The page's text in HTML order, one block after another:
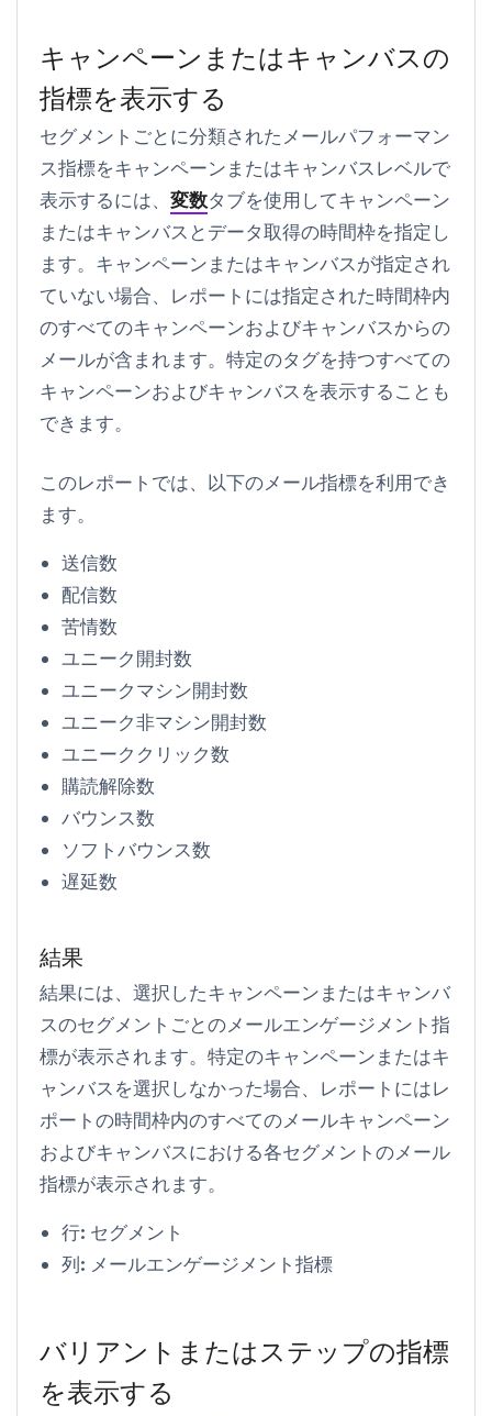
キャンペーンまたはキャンバスの
指標を表示する
セグメントごとに分類されたメールパフォーマン
ス指標をキャンペーンまたはキャンバスレベルで
表示するには、 変数タブを使用してキャンペーン
またはキャンバスとデータ取得の時間枠を指定し
ます。キャンペーンまたはキャンバスが指定され
ていない場合、レポートには指定された時間枠内
のすべてのキャンペーンおよびキャンバスからの
メールが含まれます。特定のタグを持つすべての
キャンペーンおよびキャンバスを表示することも
できます。
このレポートでは、以下のメール指標を利用でき
ます。
送信数
配信数
苦情数
ユニーク開封数
ユニークマシン開封数
ユニーク非マシン開封数
ユニーククリック数
購読解除数
バウンス数
ソフトバウンス数
遅延数
結果
結果には、選択したキャンペーンまたはキャンバ
スのセグメントごとのメールエンゲージメント指
標が表示されます。特定のキャンペーンまたはキ
ャンバスを選択しなかった場合、レポートにはレ
ポートの時間枠内のすべてのメールキャンペーン
およびキャンバスにおける各セグメントのメール
指標が表示されます。
行: セグメント
列: メールエンゲージメント指標
バリアントまたはステップの指標
を表示する